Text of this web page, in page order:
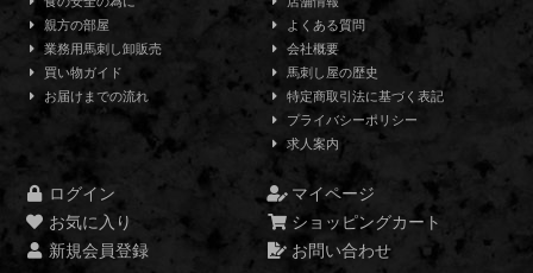
親方の部屋
業務用馬刺し卸販売
買い物ガイド
お届けまでの流れ
よくある質問
会社概要
馬刺し屋の歴史
特定商取引法に基づく表記
プライバシーポリシー
求人案内
ログイン
マイページ
お気に入り
ショッピングカート
新規会員登録
お問い合わせ